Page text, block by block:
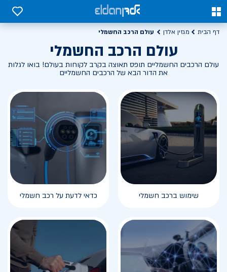
0
0
דף הבית מגזין אלדן עולם הרכב החשמלי
עולם הרכב החשמלי
עולם הרכבים החשמליים תופס תאוצה בקרב לקוחות בעולם! בואו לגלות
את הדור הבא של הרכבים החשמליים
שימוש ברכב חשמלי כדאי לדעת על רכב חשמלי